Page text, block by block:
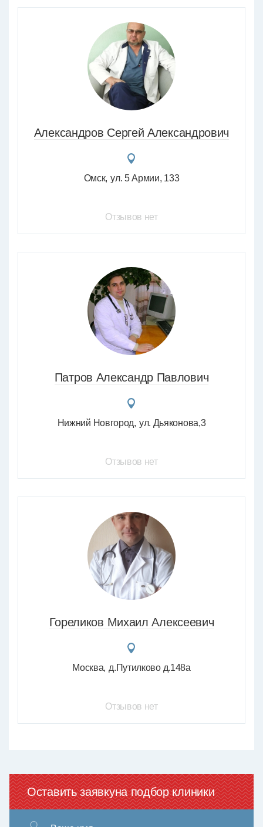
Александров Сергей Александрович
Омск ул. 5 Армии, 133
Отзывов нет
Патров Александр Павлович
Нижний Новгород ул. Дьяконова,3
Отзывов нет
Гореликов Михаил Алексеевич
Москва д.Путилково д.148а
Отзывов нет
Оставить заявкуна подбор клиники